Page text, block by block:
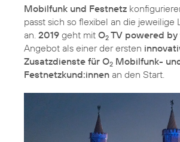
Mobilfunk und Festnetz
passt sich so flexibel an die jeweilige
an. 2019 geht mit O2 TV powered
Angebot als einer der ersten
Zusatzdienste für O2 Mobilfunk-
Festnetzkund:innen an den Start.